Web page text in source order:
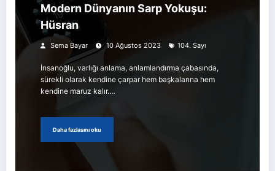
Modern Dünyanın Sarp Yokuşu:
Hüsran
Sema Bayar 10 Ağustos 2023 104. Sayı
İnsanoğlu, varlığı anlama, anlamlandırma çabasında,
sürekli olarak kendine çarpar hem başkalarına hem
kendine maruz kalır.…
Daha fazlasını oku